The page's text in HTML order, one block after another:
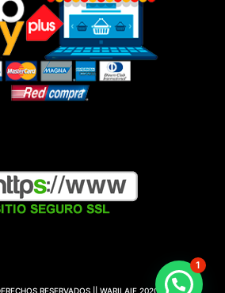
RESERVADOS || WARILAIF 2020
1